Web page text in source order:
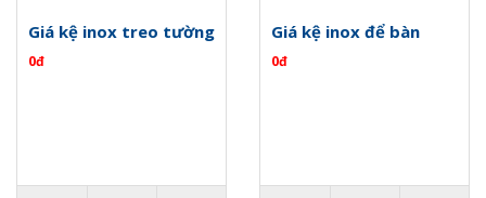
Giá kệ inox treo tường
0đ
Giá kệ inox để bàn
0đ